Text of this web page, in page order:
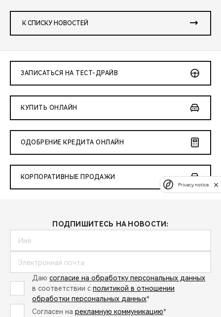
К СПИСКУ НОВОСТЕЙ
ЗАПИСАТЬСЯ НА ТЕСТ-ДРАЙВ
КУПИТЬ ОНЛАЙН
ОДОБРЕНИЕ КРЕДИТА ОНЛАЙН
КОРПОРАТИВНЫЕ ПРОДАЖИ
ПОДПИШИТЕСЬ НА НОВОСТИ:
Даю согласие на обработку персональных данных
в соответствии с политикой в отношении
обработки персональных данных*
Согласен на рекламную коммуникацию*
Privacy notice